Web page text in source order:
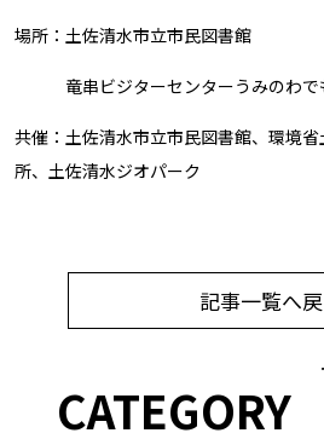
場所：土佐清水市立市民図書館
竜串ビジターセンターうみのわで
共催：土佐清水市立市民図書館、環境
所、土佐清水ジオパーク
記事一覧へ
CATEGORY